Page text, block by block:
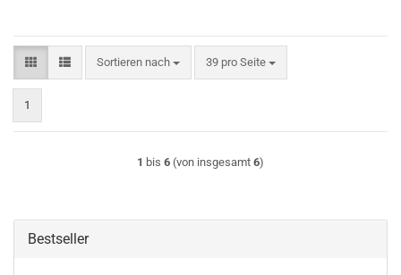
Sortieren nach
Sortieren nach 39 pro Seite
pro Seite
1
1 bis 6 (von insgesamt 6)
Bestseller